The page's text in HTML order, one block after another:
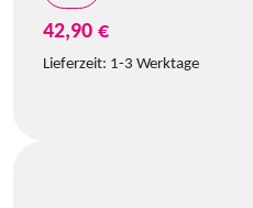
42,90 €
Lieferzeit: 1-3 Werktage